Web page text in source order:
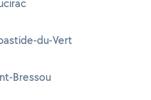
du-Vert
Bressou